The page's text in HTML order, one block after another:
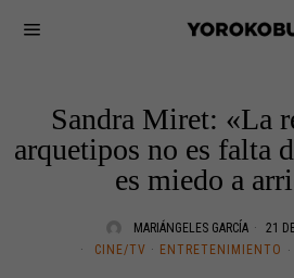
Sandra Miret: «La
arquetipos no es falta
es miedo a
MARIÁNGELES GARCÍA
21
CINE/TV · ENTRETENIMIENTO